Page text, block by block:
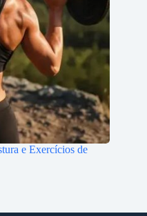
e Exercícios de